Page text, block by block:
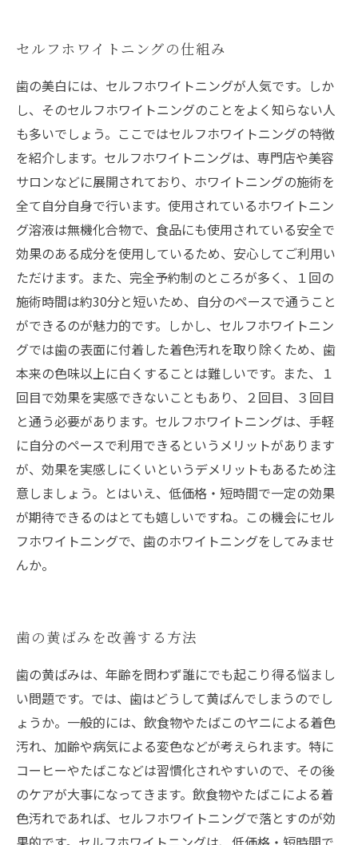
セルフホワイトニングの仕組み
歯の美白には、セルフホワイトニングが人気です。しか
し、そのセルフホワイトニングのことをよく知らない人
も多いでしょう。ここではセルフホワイトニングの特徴
を紹介します。セルフホワイトニングは、専門店や美容
サロンなどに展開されており、ホワイトニングの施術を
全て自分自身で行います。使用されているホワイトニン
グ溶液は無機化合物で、食品にも使用されている安全で
効果のある成分を使用しているため、安心してご利用い
ただけます。また、完全予約制のところが多く、１回の
施術時間は約30分と短いため、自分のペースで通うこと
ができるのが魅力的です。しかし、セルフホワイトニン
グでは歯の表面に付着した着色汚れを取り除くため、歯
本来の色味以上に白くすることは難しいです。また、１
回目で効果を実感できないこともあり、２回目、３回目
と通う必要があります。セルフホワイトニングは、手軽
に自分のペースで利用できるというメリットがあります
が、効果を実感しにくいというデメリットもあるため注
意しましょう。とはいえ、低価格・短時間で一定の効果
が期待できるのはとても嬉しいですね。この機会にセル
フホワイトニングで、歯のホワイトニングをしてみませ
んか。
歯の黄ばみを改善する方法
歯の黄ばみは、年齢を問わず誰にでも起こり得る悩まし
い問題です。では、歯はどうして黄ばんでしまうのでし
ょうか。一般的には、飲食物やたばこのヤニによる着色
汚れ、加齢や病気による変色などが考えられます。特に
コーヒーやたばこなどは習慣化されやすいので、その後
のケアが大事になってきます。飲食物やたばこによる着
色汚れであれば、セルフホワイトニングで落とすのが効